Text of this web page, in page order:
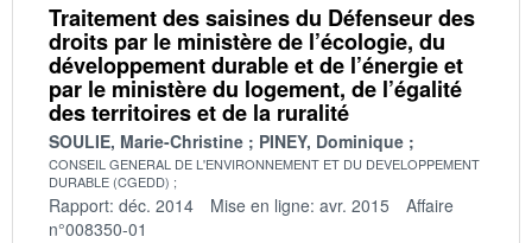
Traitement des saisines du Défenseur des
droits par le ministère de l’écologie, du
développement durable et de l’énergie et
par le ministère du logement, de l’égalité
des territoires et de la ruralité
SOULIE, Marie-Christine PINEY, Dominique
CONSEIL GENERAL DE L'ENVIRONNEMENT ET DU DEVELOPPEMENT
DURABLE (CGEDD)
Rapport: déc. 2014 Mise en ligne: avr. 2015
Affaire
n°008350-01